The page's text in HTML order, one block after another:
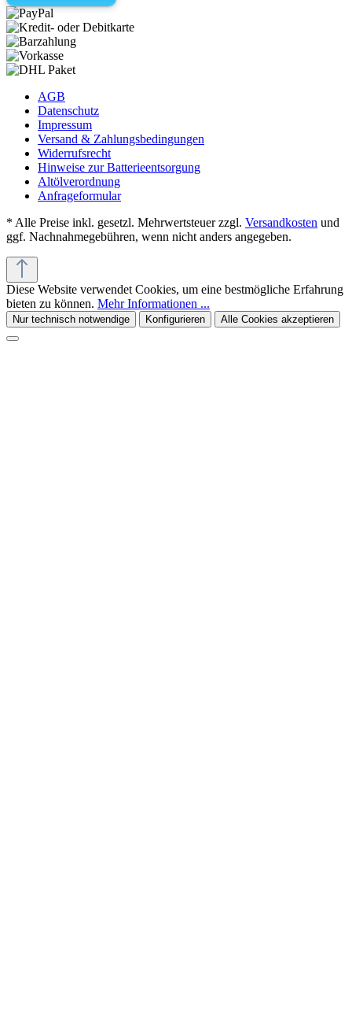
AGB
Datenschutz
Impressum
Versand & Zahlungsbedingungen
Widerrufsrecht
Hinweise zur Batterieentsorgung
Altölverordnung
Anfrageformular
* Alle Preise inkl. gesetzl. Mehrwertsteuer zzgl. Versandkosten und
ggf. Nachnahmegebühren, wenn nicht anders angegeben.
Diese Website verwendet Cookies, um eine bestmögliche Erfahrung
bieten zu können. Mehr Informationen ...
Nur technisch notwendige Konfigurieren Alle Cookies akzeptieren